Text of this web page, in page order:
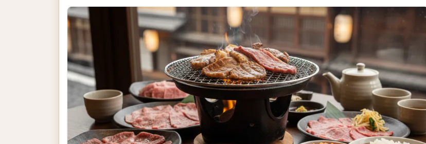
制限時間を確認しよう
メニュー内容を事前にチェック
駐車場の有無も重要なポイント
まとめ：あなたにぴったりの京都焼肉食べ放題店を見つけよう
さあ、京都で最高の焼肉食べ放題体験を